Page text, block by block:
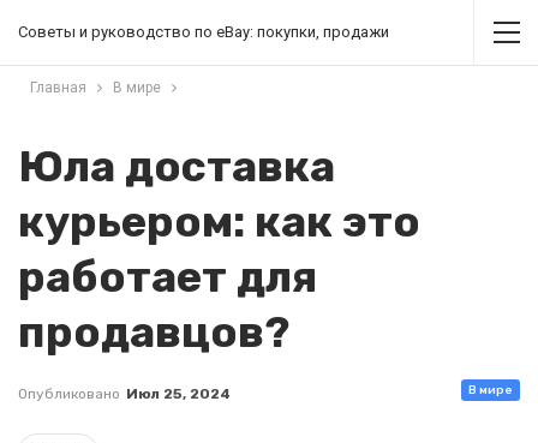
Советы и руководство по eBay: покупки, продажи
Главная В мире
Юла доставка
курьером: как это
работает для
продавцов?
В мире
Опубликовано Июл 25, 2024